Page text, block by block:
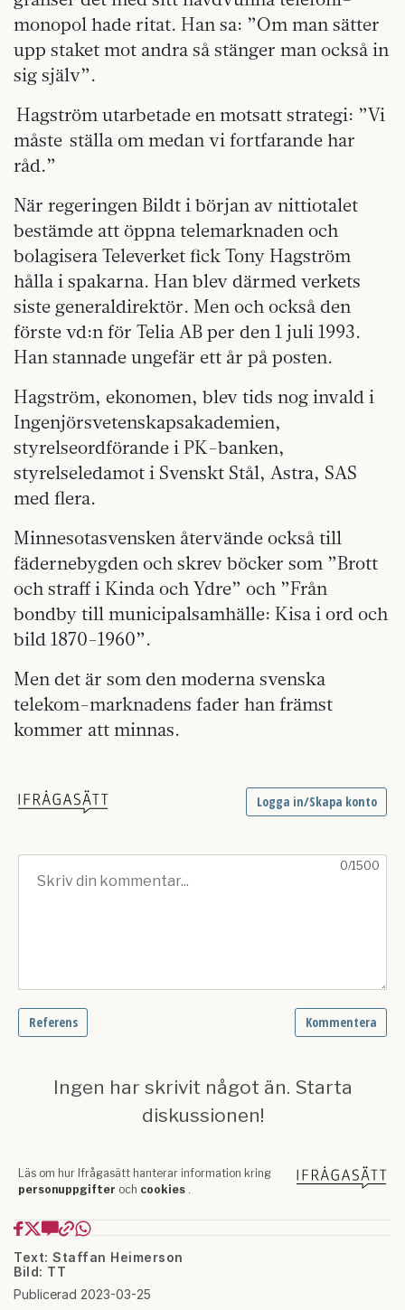
monopol hade ritat. Han sa: ”Om man sätter
upp staket mot andra så stänger man också in
sig själv”.
Hagström utarbetade en motsatt strategi: ”Vi
måste ställa om medan vi fortfarande har
råd.”
När regeringen Bildt i början av nittiotalet
bestämde att öppna telemarknaden och
bolagisera Televerket fick Tony Hagström
hålla i spakarna. Han blev därmed verkets
siste generaldirektör. Men och också den
förste vd:n för Telia AB per den 1 juli 1993.
Han stannade ungefär ett år på posten.
Hagström, ekonomen, blev tids nog invald i
Ingenjörsvetenskapsakademien,
styrelseordförande i PK-banken,
styrelseledamot i Svenskt Stål, Astra, SAS
med flera.
Minnesotasvensken återvände också till
fädernebygden och skrev böcker som ”Brott
och straff i Kinda och Ydre” och ”Från
bondby till municipalsamhälle: Kisa i ord och
bild 1870-1960”.
Men det är som den moderna svenska
telekom-marknadens fader han främst
kommer att minnas.
Text: Staffan Heimerson
Bild: TT
Publicerad 2023-03-25